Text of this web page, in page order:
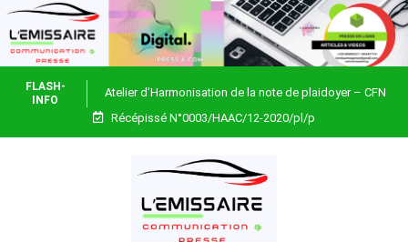
FLASH-
INFO
Atelier d’Harmonisation de la note de plaidoyer – CFN
Togo
Récépissé N°0003/HAAC/12-2020/pl/p